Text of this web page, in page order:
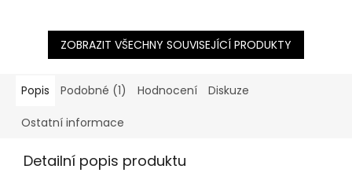
ZOBRAZIT VŠECHNY SOUVISEJÍCÍ PRODUKTY
Popis Podobné (1) Hodnocení Diskuze
Ostatní informace
Detailní popis produktu